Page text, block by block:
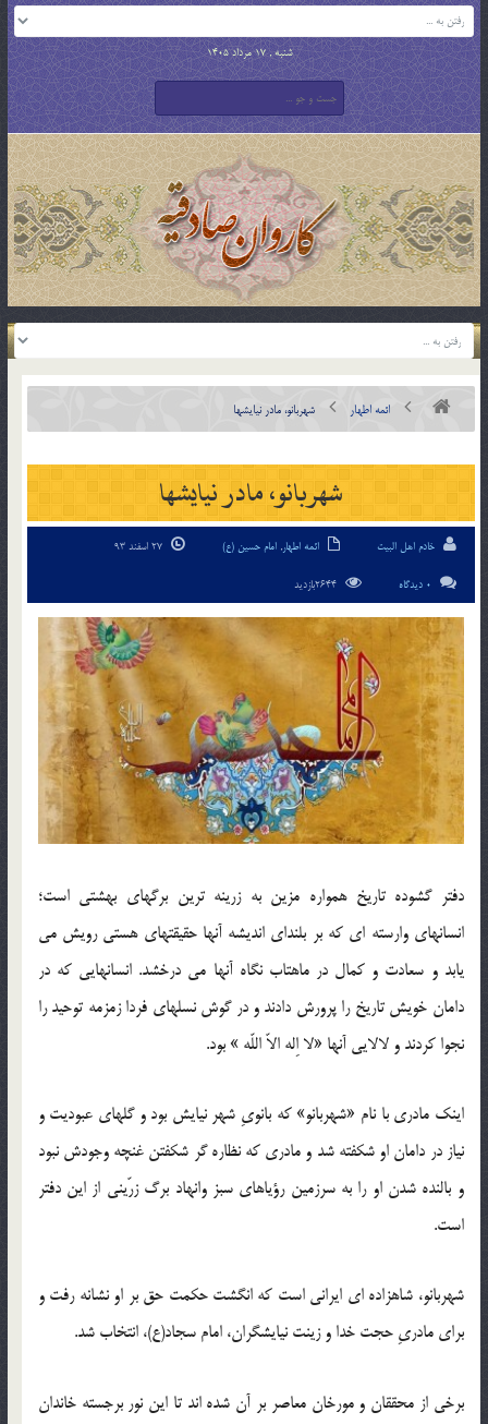
شنبه , 17 مرداد 1405
ائمه اطهار شهربانو، مادر نیایشها
شهربانو، مادر نیایشها
خادم اهل البیت ائمه اطهار, امام حسین (ع)
0 دیدگاه
دفتر گشوده تاریخ همواره مزین به زرینه ترین برگهای بهشتی است؛
انسانهای وارسته ای که بر بلندای اندیشه آنها حقیقتهای هستی رویش می
یابد و سعادت و کمال در ماهتاب نگاه آنها می درخشد. انسانهایی که در
دامان خویش تاریخ را پرورش دادند و در گوش نسلهای فردا زمزمه توحید را
نجوا کردند و لالایی آنها «لا اِله الاّ اللّه » بود.
اینک مادری با نام «شهربانو» که بانویِ شهر نیایش بود و گلهای عبودیت و
نیاز در دامان او شکفته شد و مادری که نظاره گر شکفتن غنچه وجودش نبود
و بالنده شدن او را به سرزمین رؤیاهای سبز وانهاد برگ زرّینی از این دفتر
است.
شهربانو، شاهزاده ای ایرانی است که انگشت حکمت حق بر او نشانه رفت و
برای مادریِ حجت خدا و زینت نیایشگران، امام سجاد(ع)، انتخاب شد.
برخی از محققان و مورخان معاصر بر آن شده اند تا این نور برجسته خاندان